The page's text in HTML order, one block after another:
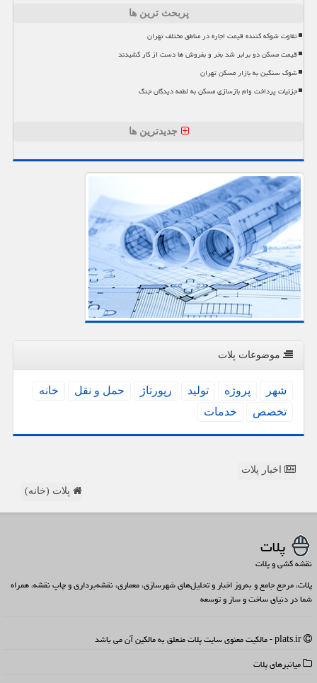
پربحث ترین ها
تفاوت شوکه کننده قیمت اجاره در مناطق مختلف تهران
قیمت مسکن دو برابر شد بخر و بفروش ها دست از کار کشیدند
شوک سنگین به بازار مسکن تهران
جزئیات پرداخت وام بازسازی مسکن به لطمه دیدگان جنگ
جدیدترین ها
موضوعات پلات
شهر پروژه تولید رپورتاژ حمل و نقل
خانه
تخصص
خدمات
اخبار پلات
پلات (خانه)
پلات
نقشه کشی و پلات
پلات، مرجع جامع و به‌روز اخبار و تحلیل‌های شهرسازی، معماری، نقشه‌برداری و چاپ نقشه، همراه
شما در دنیای ساخت و ساز و توسعه
میانبرهای پلات